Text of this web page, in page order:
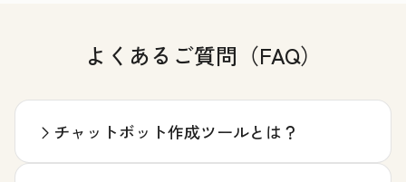
よくあるご質問（FAQ）
チャットボット作成ツールとは？